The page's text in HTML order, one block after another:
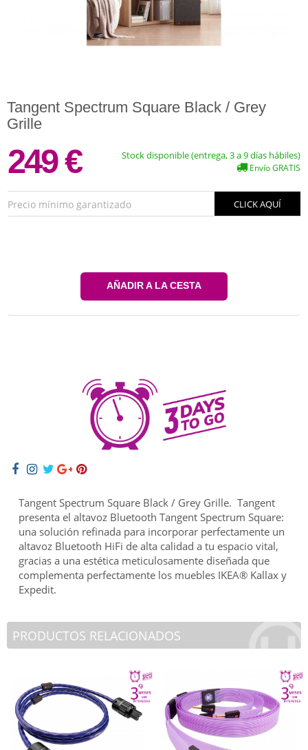
Tangent Spectrum Square Black / Grey
Grille
249 € Stock disponible (entrega, 3 a 9 días hábiles)
Envío GRATIS
Precio mínimo garantizado CLICK AQUÍ
AÑADIR A LA CESTA
Tangent Spectrum Square Black / Grey Grille. Tangent
presenta el altavoz Bluetooth Tangent Spectrum Square:
una solución refinada para incorporar perfectamente un
altavoz Bluetooth HiFi de alta calidad a tu espacio vital,
gracias a una estética meticulosamente diseñada que
complementa perfectamente los muebles IKEA® Kallax y
Expedit.
PRODUCTOS RELACIONADOS